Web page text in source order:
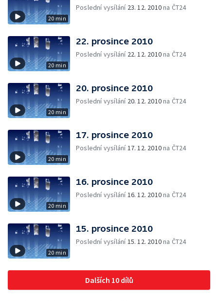
20 min
Poslední vysílání 23. 12. 2010na ČT24
20 min
22. prosince 2010
Poslední vysílání 22. 12. 2010na ČT24
20 min
20. prosince 2010
Poslední vysílání 20. 12. 2010na ČT24
20 min
17. prosince 2010
Poslední vysílání17. 12. 2010na ČT24
20 min
16. prosince 2010
Poslední vysílání16. 12. 2010na ČT24
20 min
15. prosince 2010
Poslední vysílání15. 12. 2010na ČT24
Dalších 10 dílů